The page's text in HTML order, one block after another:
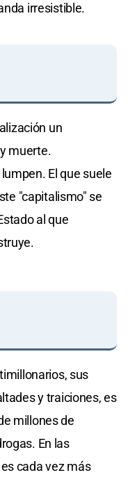
irresistible.
un
muerte.
El que suele
"capitalismo" se
al que
sus
y traiciones, es
millones de
En las
cada vez más